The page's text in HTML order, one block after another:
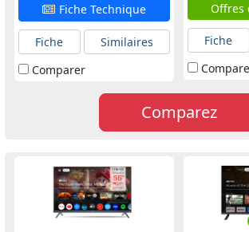
Fiche Technique
Fiche
Similaires
Comparer
Offres
Fiche
Comparez